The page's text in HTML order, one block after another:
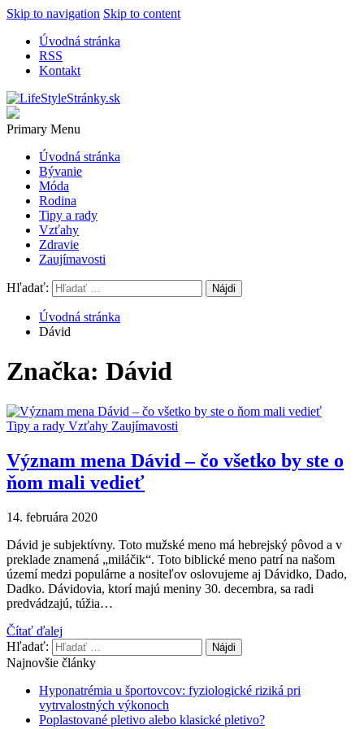
Skip to navigation Skip to content
Úvodná stránka
RSS
Kontakt
LifeStyleStránky.sk
Stránky na lifestyle témy
Primary Menu
Úvodná stránka
Bývanie
Móda
Rodina
Tipy a rady
Vzťahy
Zdravie
Zaujímavosti
Hľadať:
Úvodná stránka
Dávid
Značka: Dávid
Tipy a rady Vzťahy Zaujímavosti
Význam mena Dávid – čo všetko by ste o
ňom mali vedieť
14. februára 2020
Dávid je subjektívny. Toto mužské meno má hebrejský pôvod a v
preklade znamená „miláčik“. Toto biblické meno patrí na našom
území medzi populárne a nositeľov oslovujeme aj Dávidko, Dado,
Dadko. Dávidovia, ktorí majú meniny 30. decembra, sa radi
predvádzajú, túžia…
Čítať ďalej
Hľadať:
Najnovšie články
Hyponatrémia u športovcov: fyziologické riziká pri
vytrvalostných výkonoch
Poplastované pletivo alebo klasické pletivo?